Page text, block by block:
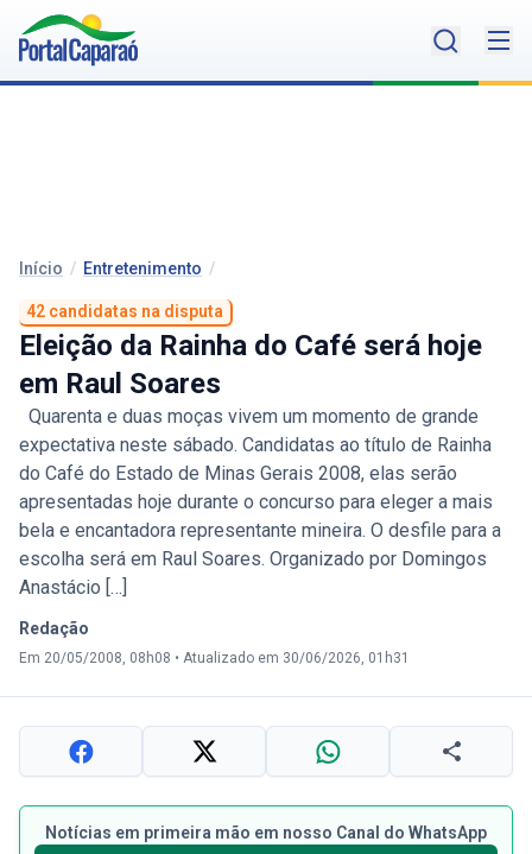
Início / Entretenimento /
42 candidatas na disputa
Eleição da Rainha do Café será hoje
em Raul Soares
Quarenta e duas moças vivem um momento de grande
expectativa neste sábado. Candidatas ao título de Rainha
do Café do Estado de Minas Gerais 2008, elas serão
apresentadas hoje durante o concurso para eleger a mais
bela e encantadora representante mineira. O desfile para a
escolha será em Raul Soares. Organizado por Domingos
Anastácio […]
Redação
Em 20/05/2008, 08h08 • Atualizado em 30/06/2026, 01h31
Notícias em primeira mão em nosso Canal do WhatsApp